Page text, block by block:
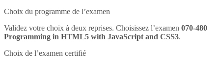
Choix du programme de l’examen
Validez votre choix à deux reprises. Choisissez l’examen 070-480
Programming in HTML5 with JavaScript and CSS3.
Choix de l’examen certifié